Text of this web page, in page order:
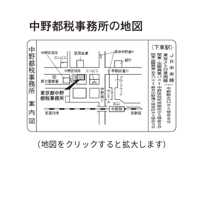
（地図をクリックすると拡大します）